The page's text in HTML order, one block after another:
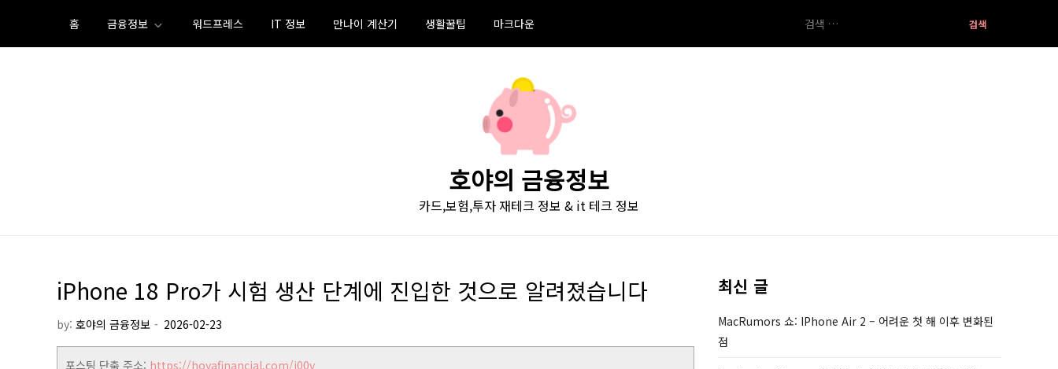
content
홈 금융정보 워드프레스 IT 정보 만나이 계산기 생활꿀팁 마크다운
색:
호야의 금융정보
카드,보험,투자 재테크 정보 & it 테크 정보
iPhone 18 Pro가 시험 생산 단계에 진입한 것으로 알려졌습니다
by: 호야의 금융정보
포스팅 단축 주소: https://hoyafinancial.com/i00v
최신 글
MacRumors 쇼: IPhone Air 2 – 어려운 첫 해 이후 변화된
점